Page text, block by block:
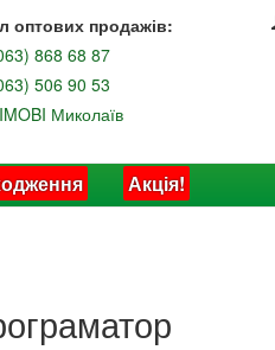
оптових продажів:
868 68 87
506 90 53
Миколаїв
Акція!